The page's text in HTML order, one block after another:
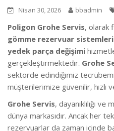
Nisan 30, 2026 bbadmin
Poligon Grohe Servis, olarak
gömme rezervuar
yedek parça değişimi
gerçekleştirmektedir. Grohe
sektörde edindiğimiz
müşterilerimize güvenilir, hızlı
Grohe Servis, dayanıklılığı
dünya markasıdır. Ancak her
rezervuarlar da zaman içinde